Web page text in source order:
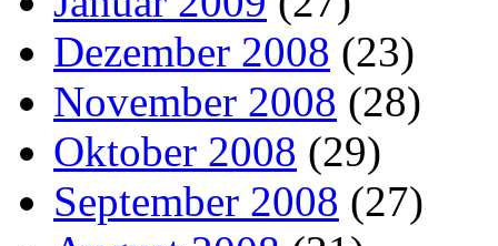
Dezember 2008 (23)
November 2008 (28)
Oktober 2008 (29)
September 2008 (27)